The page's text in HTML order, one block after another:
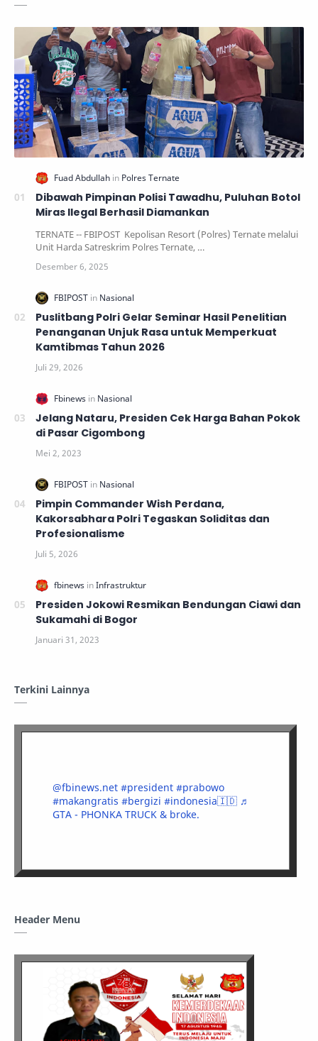
Dibawah Pimpinan Polisi Tawadhu, Puluhan Botol
Miras Ilegal Berhasil Diamankan
TERNATE -- FBIPOST Kepolisan Resort (Polres) Ternate melalui
Unit Harda Satreskrim Polres Ternate, …
Puslitbang Polri Gelar Seminar Hasil Penelitian
Penanganan Unjuk Rasa untuk Memperkuat
Kamtibmas Tahun 2026
Jelang Nataru, Presiden Cek Harga Bahan Pokok
di Pasar Cigombong
Pimpin Commander Wish Perdana,
Kakorsabhara Polri Tegaskan Soliditas dan
Profesionalisme
Presiden Jokowi Resmikan Bendungan Ciawi dan
Sukamahi di Bogor
Terkini Lainnya
@fbinews.net #president #prabowo
#makangratis #bergizi #indonesia🇮🇩 ♬
GTA - PHONKA TRUCK & broke.
Header Menu